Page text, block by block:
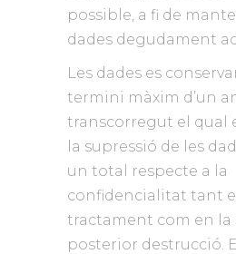
possible, a fi de
dades degudament
Les dades es
termini màxim d’un
transcorregut el qual
la supressió de les
un total respecte a la
confidencialitat tant
tractament com en la
posterior destrucció.